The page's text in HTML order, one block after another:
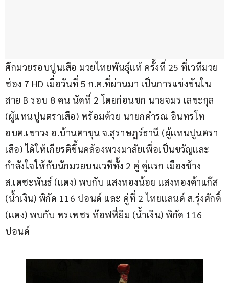
ศึกมวยรอบปูนเสือ มวยไทยพันธุ์แท้ ครั้งที่ 25 ที่เวทีมวย
ช่อง 7 HD เมื่อวันที่ 5 ก.ค.ที่ผ่านมา เป็นการแข่งขันใน
สาย B รอบ 8 คน นัดที่ 2 โดยก่อนชก นายจมร เลขะกุล
(ผู้แทนปูนตราเสือ) พร้อมด้วย นายกคำรณ อินทรโท
อบต.เขาวง อ.บ้านตาขุน จ.สุราษฎร์ธานี (ผู้แทนปูนตรา
เสือ) ได้ให้เกียรติขึ้นคล้องพวงมาลัยเพื่อเป็นขวัญและ
กำลังใจให้กับนักมวยบนเวทีทั้ง 2 คู่ คู่แรก เมืองช้าง
ส.เดชะพันธ์ (แดง) พบกับ แสงทองน้อย แสงทองค้าแก๊ส
(น้ำเงิน) พิกัด 116 ปอนด์ และ คู่ที่ 2 ไทยแลนด์ ส.รุ่งศักดิ์
(แดง) พบกับ พรเพชร ท๊อฟฟี่ยิม (น้ำเงิน) พิกัด 116
ปอนด์